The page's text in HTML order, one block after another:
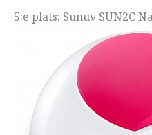
5:e plats: Sunuv SUN2C